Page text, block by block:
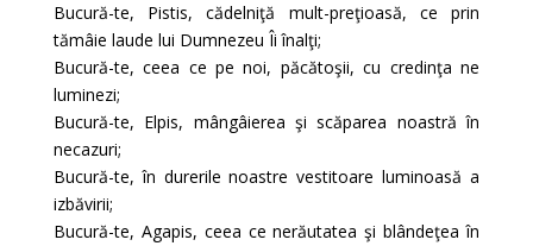
Bucură-te, Pistis, cădelniţă mult-preţioasă, ce prin
tămâie laude lui Dumnezeu Îi înalţi;
Bucură-te, ceea ce pe noi, păcătoşii, cu credinţa ne
luminezi;
Bucură-te, Elpis, mângâierea şi scăparea noastră în
necazuri;
Bucură-te, în durerile noastre vestitoare luminoasă a
izbăvirii;
Bucură-te, Agapis, ceea ce nerăutatea şi blândeţea în